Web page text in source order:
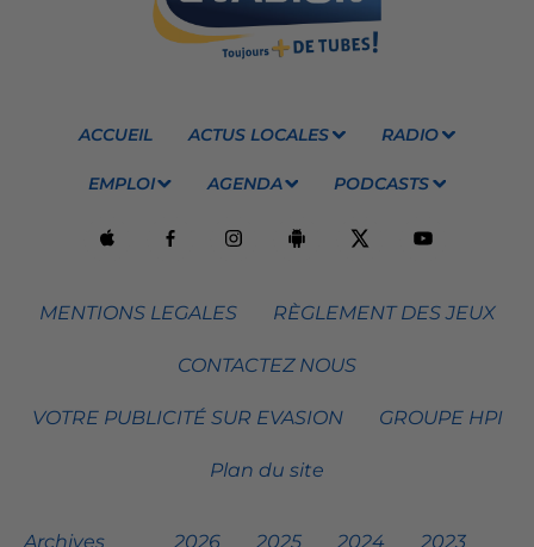
ACCUEIL ACTUS LOCALES RADIO
EMPLOI AGENDA PODCASTS
MENTIONS LEGALES RÈGLEMENT DES JEUX
CONTACTEZ NOUS
VOTRE PUBLICITÉ SUR EVASION GROUPE HPI
Plan du site
Archives 2026 2025 2024 2023